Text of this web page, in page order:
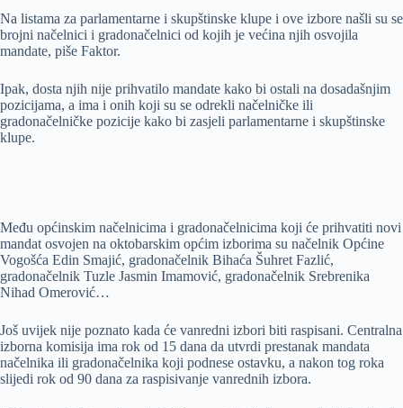
Na listama za parlamentarne i skupštinske klupe i ove izbore našli su se
brojni načelnici i gradonačelnici od kojih je većina njih osvojila
mandate, piše Faktor.
Ipak, dosta njih nije prihvatilo mandate kako bi ostali na dosadašnjim
pozicijama, a ima i onih koji su se odrekli načelničke ili
gradonačelničke pozicije kako bi zasjeli parlamentarne i skupštinske
klupe.
Među općinskim načelnicima i gradonačelnicima koji će prihvatiti novi
mandat osvojen na oktobarskim općim izborima su načelnik Općine
Vogošća Edin Smajić, gradonačelnik Bihaća Šuhret Fazlić,
gradonačelnik Tuzle Jasmin Imamović, gradonačelnik Srebrenika
Nihad Omerović…
Još uvijek nije poznato kada će vanredni izbori biti raspisani. Centralna
izborna komisija ima rok od 15 dana da utvrdi prestanak mandata
načelnika ili gradonačelnika koji podnese ostavku, a nakon tog roka
slijedi rok od 90 dana za raspisivanje vanrednih izbora.